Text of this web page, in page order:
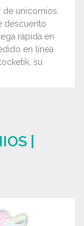
unicornios.
descuento
rápida en
en línea
su
|